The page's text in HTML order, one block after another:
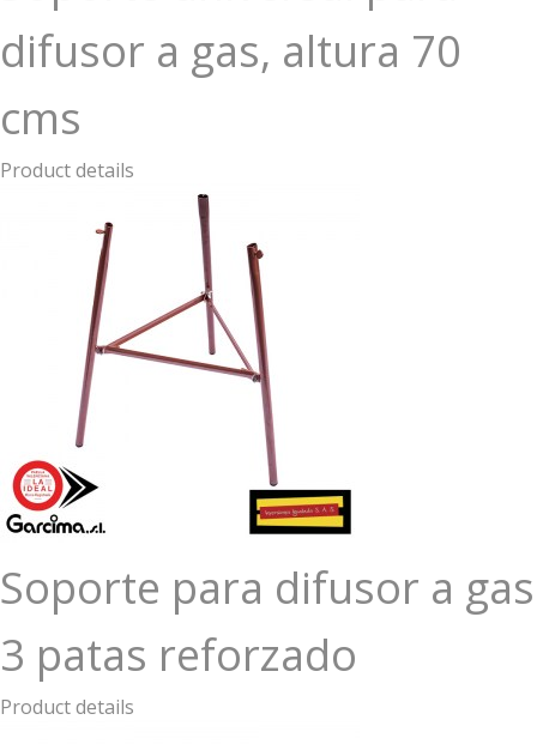
difusor a gas, altura 70
cms
Product details
Soporte para difusor a gas
3 patas reforzado
Product details